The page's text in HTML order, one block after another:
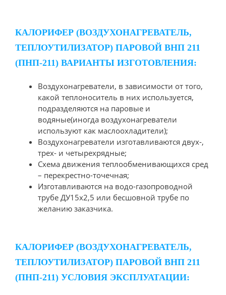
КАЛОРИФЕР (ВОЗДУХОНАГРЕВАТЕЛЬ,
ТЕПЛОУТИЛИЗАТОР) ПАРОВОЙ ВНП 211
(ПНП-211) ВАРИАНТЫ ИЗГОТОВЛЕНИЯ:
Воздухонагреватели, в зависимости от того,
какой теплоноситель в них используется,
подразделяются на паровые и
водяные(иногда воздухонагреватели
используют как маслоохладители);
Воздухонагреватели изготавливаются двух-,
трех- и четырехрядные;
Схема движения теплообменивающихся сред
– перекрестно-точечная;
Изготавливаются на водо-газопроводной
трубе ДУ15х2,5 или бесшовной трубе по
желанию заказчика.
КАЛОРИФЕР (ВОЗДУХОНАГРЕВАТЕЛЬ,
ТЕПЛОУТИЛИЗАТОР) ПАРОВОЙ ВНП 211
(ПНП-211) УСЛОВИЯ ЭКСПЛУАТАЦИИ: